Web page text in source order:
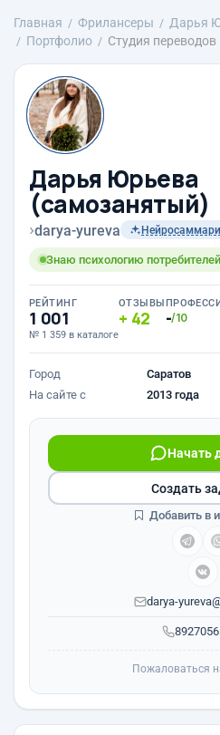
Главная Фрилансеры
Дарья
Портфолио
Студия переводов
Дарья Юрьева
(самозанятый)
›darya-yureva Нейросаммари
Знаю психологию
РЕЙТИНГ
1 001
№ 1 359 в каталоге
ОТЗЫВЫ
42 -/10
Город
Саратов
На сайте с
2013 года
Начать
darya-
Создать
Добавить в
Пожаловаться